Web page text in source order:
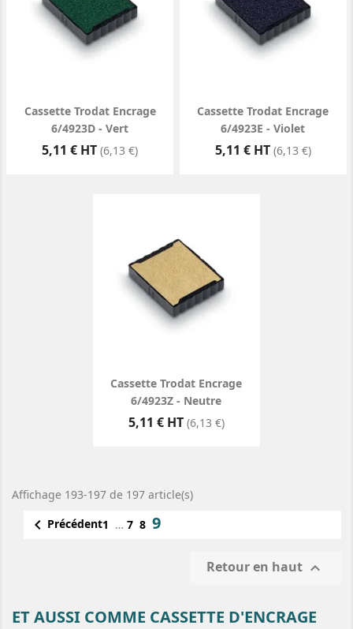
Cassette Trodat Encrage
6/4923D - Vert
Prix
5,11 € HT (6,13 €)
Cassette Trodat Encrage
6/4923E - Violet
Prix
5,11 € HT (6,13 €)
Cassette Trodat Encrage
6/4923Z - Neutre
Prix
5,11 € HT (6,13 €)
Affichage 193-197 de 197 article(s)
 Précédent1 … 7 8 9
Retour en haut 
ET AUSSI COMME CASSETTE D'ENCRAGE